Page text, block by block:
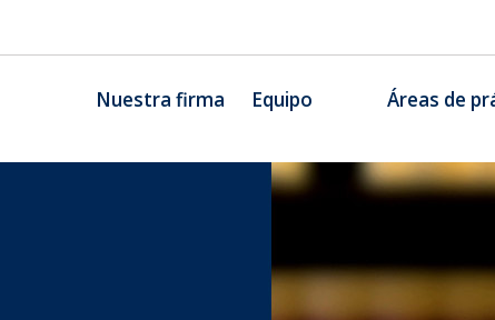
Nuestra firma Equipo Áreas de